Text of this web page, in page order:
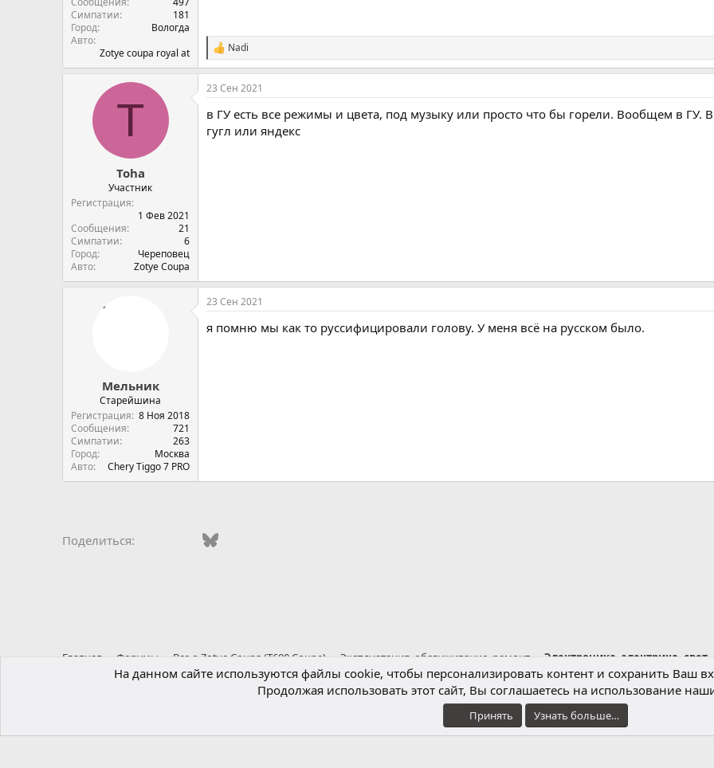
Симпатии
181
Город
Вологда
Авто
Zotye coupa royal at
С
и
м
п
т
и
и
Nadi
T
Toha
Участник
Регистрация
1 Фев 2021
Сообщения
21
Симпатии
6
Город
Череповец
Авто
Zotye Coupa
23 Сен 2021
в ГУ есть все режимы и цвета, под музыку или просто что бы горели. Вообщем в ГУ.
гугл или яндекс
Мельник
Старейшина
Регистрация 8 Ноя 2018
Сообщения
721
Симпатии
263
Город
Москва
Авто
Chery Tiggo 7 PRO
23 Сен 2021
я помню мы как то руссифицировали голову. У меня всё на русском было.
Поделиться: Vkontakte
FacebookBluesky
Главная Форумы Все о Zotye Coupa (T600 Coupe) Эксплуатация, обслуживание, ремонт Электроника, электрика, свет
Обратная связь Условия и правила
На данном сайте используются файлы cookie, чтобы персонализировать контент и сохранить Ваш
Продолжая использовать этот сайт, Вы соглашаетесь на использование
Принять Узнать больше…